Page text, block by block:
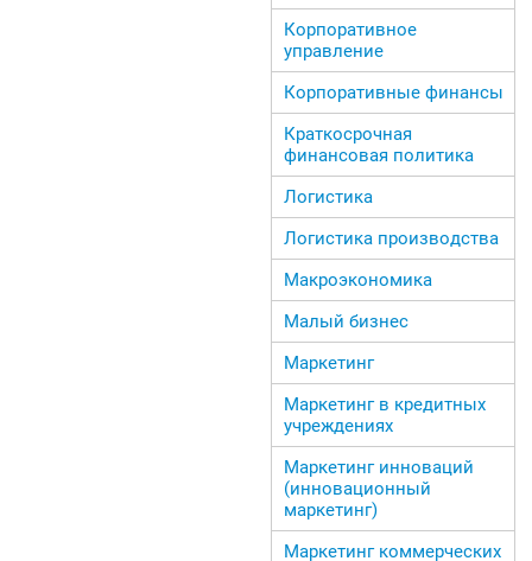
Корпоративное
управление
Корпоративные финансы
Краткосрочная
финансовая политика
Логистика
Логистика производства
Макроэкономика
Малый бизнес
Маркетинг
Маркетинг в кредитных
учреждениях
Маркетинг инноваций
(инновационный
маркетинг)
Маркетинг коммерческих